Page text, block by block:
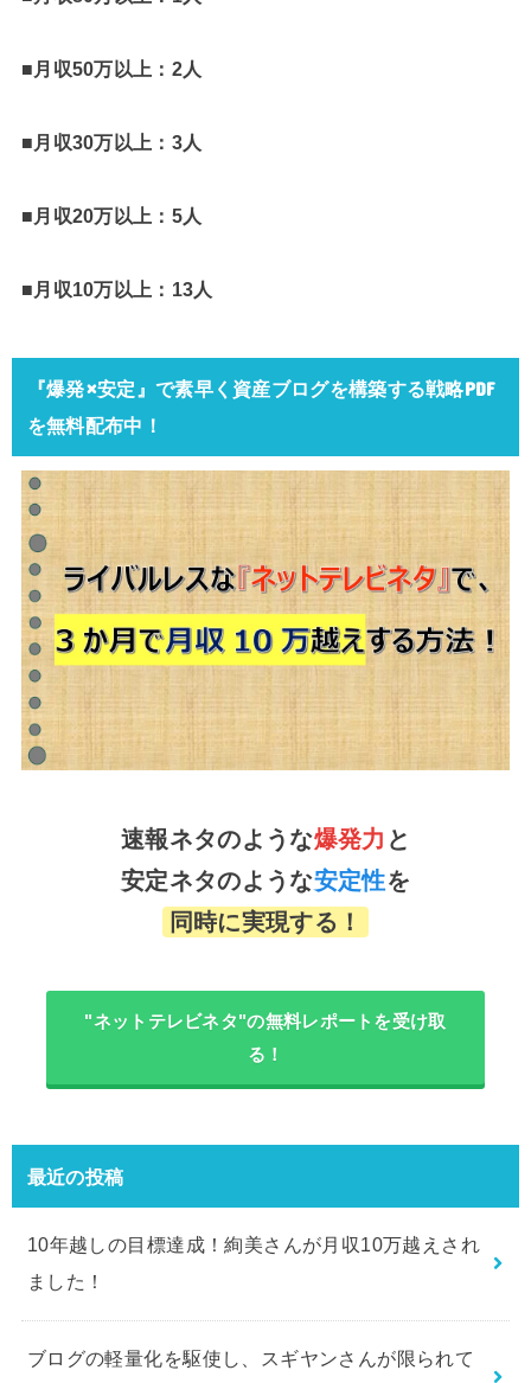
■月収50万以上：2人
■月収30万以上：3人
■月収20万以上：5人
■月収10万以上：13人
『爆発×安定』で素早く資産ブログを構築する戦略PDF
を無料配布中！
速報ネタのような爆発力 と
安定ネタのような安定性を
同時に実現する！
"ネットテレビネタ"の無料レポートを受け取
る！
最近の投稿
10年越しの目標達成！絢美さんが月収10万越えされ
ました！
ブログの軽量化を駆使し、スギヤンさんが限られて